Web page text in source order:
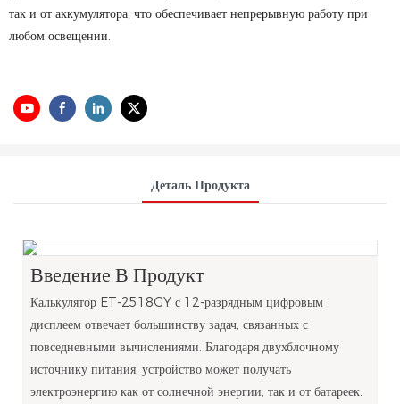
так и от аккумулятора, что обеспечивает непрерывную работу при
любом освещении.
Деталь Продукта
Введение В Продукт
Калькулятор ET-2518GY с 12-разрядным цифровым
дисплеем отвечает большинству задач, связанных с
повседневными вычислениями. Благодаря двухблочному
источнику питания, устройство может получать
электроэнергию как от солнечной энергии, так и от батареек.